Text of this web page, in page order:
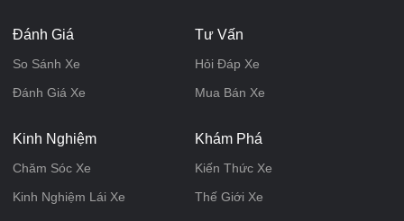
Đánh Giá
So Sánh Xe
Đánh Giá Xe
Tư Vấn
Hỏi Đáp Xe
Mua Bán Xe
Kinh Nghiệm
Chăm Sóc Xe
Kinh Nghiệm Lái Xe
Khám Phá
Kiến Thức Xe
Thế Giới Xe